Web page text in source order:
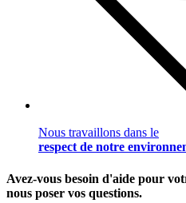
Nous travaillons dans le
respect de notre
Avez-vous besoin d'aide pour
nous poser vos questions.